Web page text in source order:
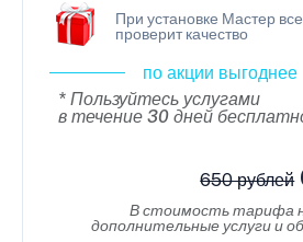
При установке Мастер
проверит качество
по акции выгоднее
* Пользуйтесь услугами
в течение 30 дней
650 рублей
В стоимость тарифа
дополнительные услуги и